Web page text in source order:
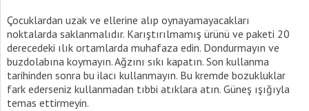
Çocuklardan uzak ve ellerine alıp oynayamayacakları
noktalarda saklanmalıdır. Karıştırılmamış ürünü ve paketi 20
derecedeki ılık ortamlarda muhafaza edin. Dondurmayın ve
buzdolabına koymayın. Ağzını sıkı kapatın. Son kullanma
tarihinden sonra bu ilacı kullanmayın. Bu kremde bozukluklar
fark ederseniz kullanmadan tıbbi atıklara atın. Güneş ışığıyla
temas ettirmeyin.